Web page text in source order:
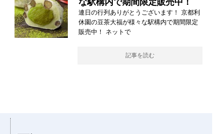
な駅構内で期間限定販売中！
連日の行列ありがとうございます！ 京都利
休園の豆茶大福が様々な駅構内で期間限定
販売中！ ネットで
記事を読む